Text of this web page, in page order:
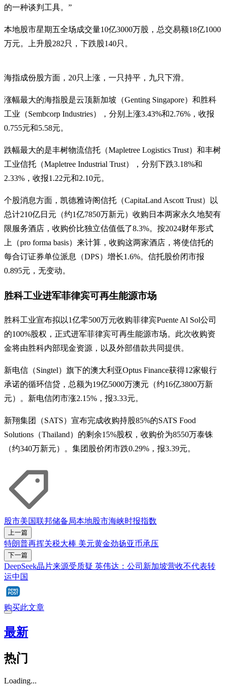
的一种谈判工具。”
本地股市星期五全场成交量10亿3000万股，总交易额18亿1000
万元。上升股282只，下跌股140只。
海指成份股方面，20只上涨，一只持平，九只下滑。
涨幅最大的海指股是云顶新加坡（Genting Singapore）和胜科
工业（Sembcorp Industries），分别上涨3.43%和2.76%，收报
0.755元和5.58元。
跌幅最大的是丰树物流信托（Mapletree Logistics Trust）和丰树
工业信托（Mapletree Industrial Trust），分别下跌3.18%和
2.33%，收报1.22元和2.10元。
个股消息方面，凯德雅诗阁信托（CapitaLand Ascott Trust）以
总计210亿日元（约1亿7850万新元）收购日本两家永久地契有
限服务酒店，收购价比独立估值低了8.3%。按2024财年形式
上（pro forma basis）来计算，收购这两家酒店，将使信托的
每合订证券单位派息（DPS）增长1.6%。信托股价闭市报
0.895元，无变动。
胜科工业进军菲律宾可再生能源市场
胜科工业宣布拟以1亿零500万元收购菲律宾Puente Al Sol公司
的100%股权，正式进军菲律宾可再生能源市场。此次收购资
金将由胜科内部现金资源，以及外部借款共同提供。
新电信（Singtel）旗下的澳大利亚Optus Finance获得12家银行
承诺的循环信贷，总额为19亿5000万澳元（约16亿3800万新
元）。新电信闭市涨2.15%，报3.33元。
新翔集团（SATS）宣布完成收购持股85%的SATS Food
Solutions（Thailand）的剩余15%股权，收购价为8550万泰铢
（约340万新元）。集团股价闭市跌0.29%，报3.39元。
股市美国联邦储备局本地股市海峡时报指数
上一篇
特朗普再挥关税大棒 美元黄金劲扬亚币承压
下一篇
DeepSeek晶片来源受质疑 英伟达：公司新加坡营收不代表转
运中国
购买此文章
最新
热门
Loading...